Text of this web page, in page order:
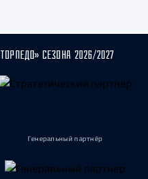
СЕЗОНА 2026/2027
Генеральный партнёр